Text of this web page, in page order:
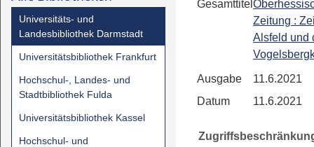
Universitäts- und
Landesbibliothek Darmstadt
Universitätsbibliothek Frankfurt
Hochschul-, Landes- und
Stadtbibliothek Fulda
Universitätsbibliothek Kassel
Hochschul- und
Gesamttitel
Zeitung :
Alsfeld und
Ausgabe
11.6.2021
Datum
11.6.2021